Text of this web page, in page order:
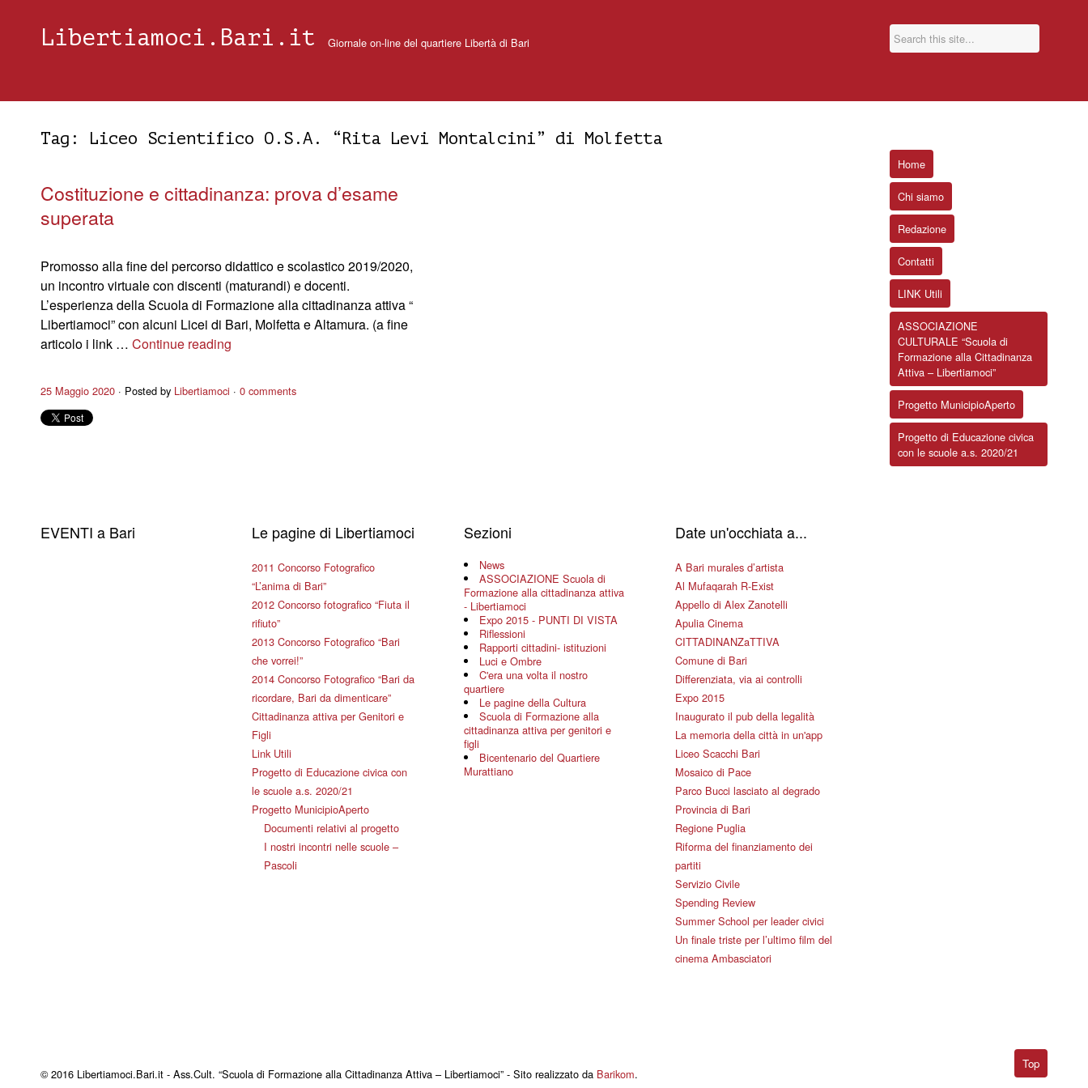
Libertiamoci.Bari.it Giornale on-line del quartiere Libertà di Bari
Tag: Liceo Scientifico O.S.A. “Rita Levi Montalcini” di Molfetta
Costituzione e cittadinanza: prova d’esame
superata
Promosso alla fine del percorso didattico e scolastico 2019/2020,
un incontro virtuale con discenti (maturandi) e docenti.
L’esperienza della Scuola di Formazione alla cittadinanza attiva “
Libertiamoci” con alcuni Licei di Bari, Molfetta e Altamura. (a fine
articolo i link … Continue reading
25 Maggio 2020 Posted by Libertiamoci 0 comments
EVENTI a Bari Le pagine di Libertiamoci
2011 Concorso Fotografico
“L’anima di Bari”
2012 Concorso fotografico “Fiuta il
rifiuto”
2013 Concorso Fotografico “Bari
che vorrei!”
2014 Concorso Fotografico “Bari da
ricordare, Bari da dimenticare”
Cittadinanza attiva per Genitori e
Figli
Link Utili
Progetto di Educazione civica con
le scuole a.s. 2020/21
Progetto MunicipioAperto
Documenti relativi al progetto
I nostri incontri nelle scuole –
Pascoli
Sezioni
News
ASSOCIAZIONE Scuola di
Formazione alla cittadinanza attiva
- Libertiamoci
Expo 2015 - PUNTI DI VISTA
Riflessioni
Rapporti cittadini- istituzioni
Luci e Ombre
C'era una volta il nostro
quartiere
Le pagine della Cultura
Scuola di Formazione alla
cittadinanza attiva per genitori e
figli
Bicentenario del Quartiere
Murattiano
Date un'occhiata a...
A Bari murales d’artista
Al Mufaqarah R-Exist
Appello di Alex Zanotelli
Apulia Cinema
CITTADINANZaTTIVA
Comune di Bari
Differenziata, via ai controlli
Expo 2015
Inaugurato il pub della legalità
La memoria della città in un'app
Liceo Scacchi Bari
Mosaico di Pace
Parco Bucci lasciato al degrado
Provincia di Bari
Regione Puglia
Riforma del finanziamento dei
partiti
Servizio Civile
Spending Review
Summer School per leader civici
Un finale triste per l’ultimo film del
cinema Ambasciatori
Home
Chi siamo
Redazione
Contatti
LINK Utili
ASSOCIAZIONE
CULTURALE “Scuola di
Formazione alla Cittadinanza
Attiva – Libertiamoci”
Progetto MunicipioAperto
Progetto di Educazione civica
con le scuole a.s. 2020/21
© 2016 Libertiamoci.Bari.it - Ass.Cult. “Scuola di Formazione alla Cittadinanza Attiva – Libertiamoci” - Sito realizzato da Barikom.
Top